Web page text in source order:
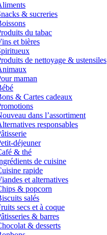
& sucreries
du tabac
et bières
de nettoyage & ustensiles
maman
& Cartes cadeaux
dans l’assortiment
responsables
déjeuner
& thé
de cuisine
rapide
et alternatives
& popcorn
salés
secs et à coque
& barres
& desserts